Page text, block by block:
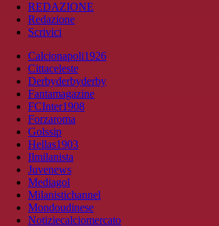
REDAZIONE
Redazione
Scrivici
Calcionapoli1926
Cittaceleste
Derbyderbyderby
Fantamagazine
FCInter1908
Forzaroma
Golssip
Hellas1903
Ilmilanista
Juvenews
Mediagol
Milanistichannel
Mondoudinese
Notiziecalciomercato